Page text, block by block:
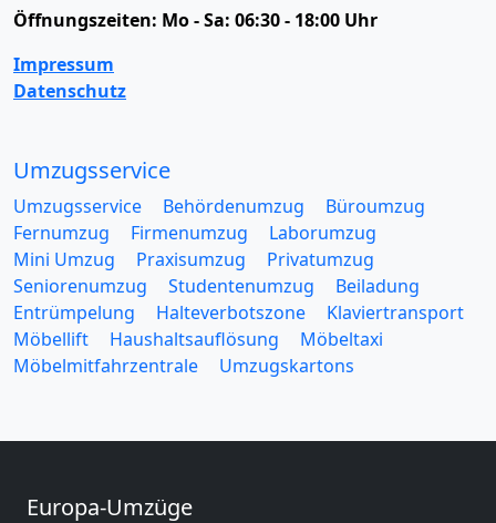
Öffnungszeiten: Mo - Sa: 06:30 - 18:00 Uhr
Impressum
Datenschutz
Umzugsservice
Umzugsservice Behördenumzug
Büroumzug
Fernumzug
Firmenumzug
Laborumzug
Mini Umzug
Praxisumzug
Privatumzug
Seniorenumzug
Studentenumzug
Beiladung
Entrümpelung
Halteverbotszone
Klaviertransport
Möbellift
Haushaltsauflösung
Möbeltaxi
Möbelmitfahrzentrale
Umzugskartons
Europa-Umzüge